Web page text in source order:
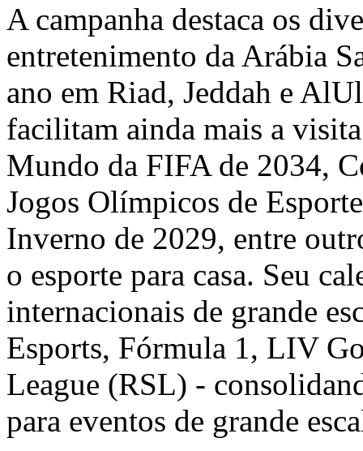
A campanha destaca os
entretenimento da Arábia
ano em Riad, Jeddah e
facilitam ainda mais a
Mundo da FIFA de 2034,
Jogos Olímpicos de
Inverno de 2029, entre
o esporte para casa. Seu
internacionais de grande
Esports, Fórmula 1, LIV
League (RSL) -
para eventos de grande